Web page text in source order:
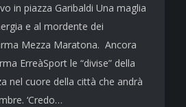
in piazza Garibaldi Una maglia
e al mordente dei
Mezza Maratona. Ancora
ErreàSport le “divise” della
nel cuore della città che andrà
‘Credo…